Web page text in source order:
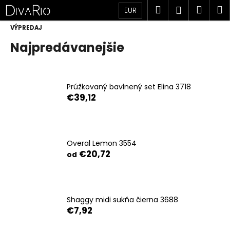
Prejsť
na
obsah
EUR Hľadať
VÝPREDAJ
Najpredávanejšie
Prúžkovaný bavlnený set Elina 3718
€39,12
Overal Lemon 3554
od €20,72
Shaggy midi sukňa čierna 3688
€7,92
K
o Späť
Späť
Č